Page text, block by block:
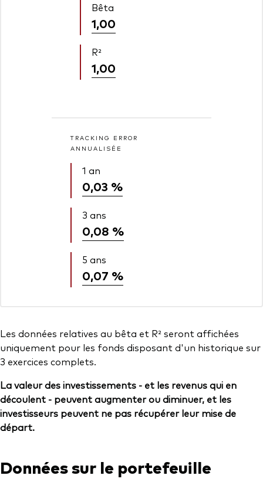
Bêta
1,00
R²
1,00
TRACKING ERROR
ANNUALISÉE
1 an
0,03 %
3 ans
0,08 %
5 ans
0,07 %
Les données relatives au bêta et R² seront affichées
uniquement pour les fonds disposant d'un historique sur
3 exercices complets.
La valeur des investissements - et les revenus qui en
découlent - peuvent augmenter ou diminuer, et les
investisseurs peuvent ne pas récupérer leur mise de
départ.
Données sur le portefeuille